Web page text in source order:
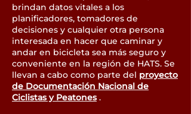
brindan datos vitales a los
planificadores, tomadores de
decisiones y cualquier otra persona
interesada en hacer que caminar y
andar en bicicleta sea más seguro y
conveniente en la región de HATS. Se
llevan a cabo como parte del proyecto
de Documentación Nacional de
Ciclistas y Peatones.